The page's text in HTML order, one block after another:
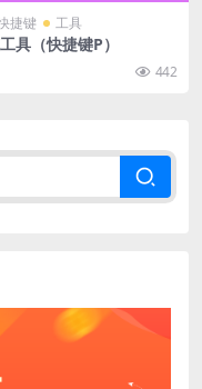
捷键 工具
具（快捷键P）
442